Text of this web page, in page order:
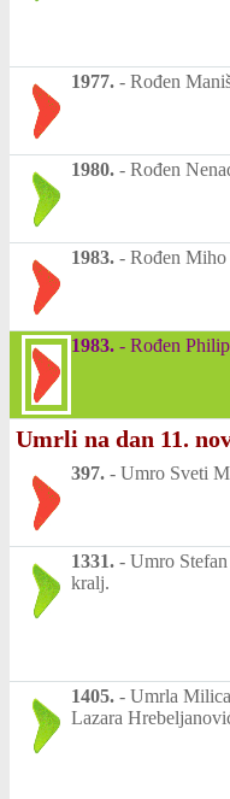
1977. - Rođen
1980. - Rođen
1983. - Rođen
1983. - Rođen
Umrli na dan 11.
397. - Umro Sveti
1331. - Umro
kralj.
1405. - Umrla
Lazara